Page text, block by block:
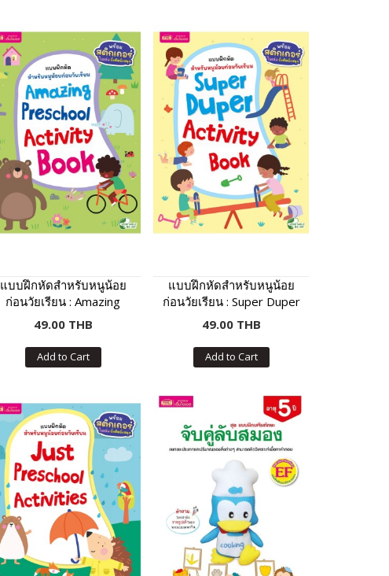
แบบฝึกหัดสำหรับหนูน้อย
ก่อนวัยเรียน : Amazing
Preschool Activity Book
49.00 THB
Add to Cart
แบบฝึกหัดสำหรับหนูน้อย
ก่อนวัยเรียน : Super Duper
Activity Book
49.00 THB
Add to Cart